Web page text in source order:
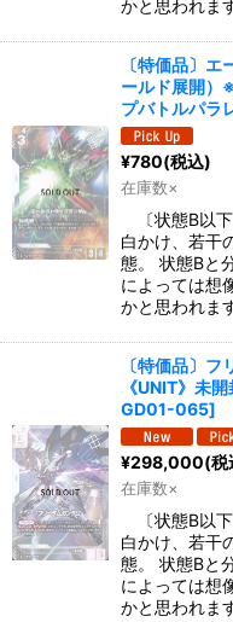
かと思われま
〔特価品〕
ールド展開）
プバトルパ
¥780(税込)
在庫数×
〔状態B以
白かけ、若干
態。 状態Bと
によっては想
かと思われま
〔特価品〕フ
《UNIT》未開
GD01-065]
¥298,000(税
在庫数×
〔状態B以
白かけ、若干
態。 状態Bと
によっては想
かと思われま